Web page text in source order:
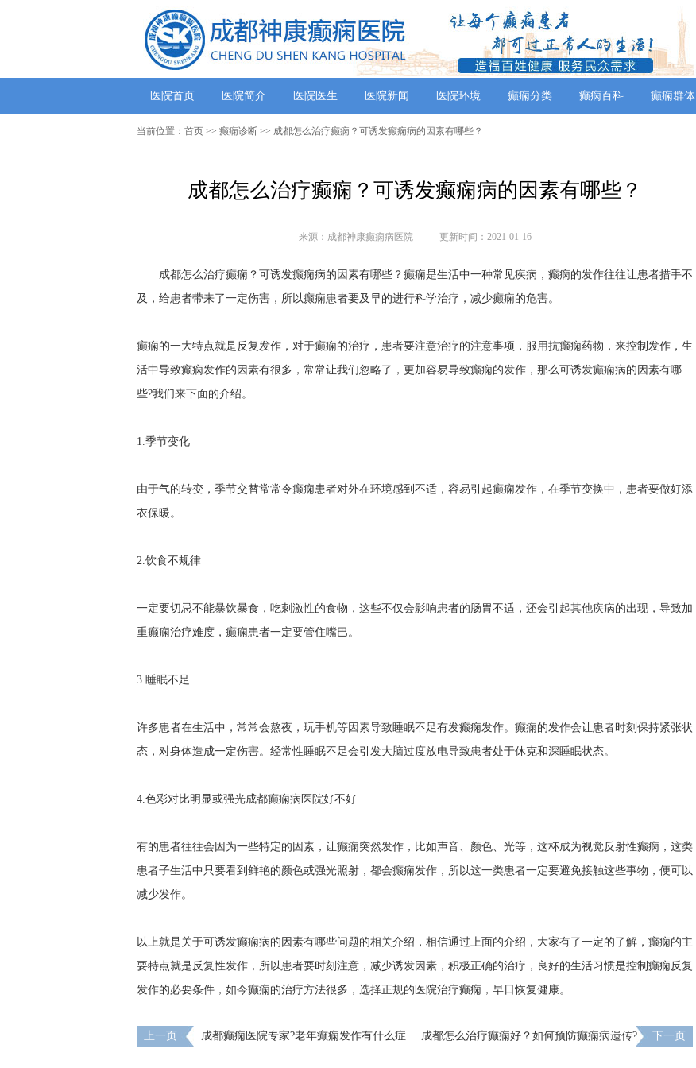
医院首页 医院简介 医院医生 医院新闻 医院环境 癫痫分类 癫痫百科 癫痫群体
当前位置： 首页 >> 癫痫诊断 >> 成都怎么治疗癫痫？可诱发癫痫病的因素有哪些？
成都怎么治疗癫痫？可诱发癫痫病的因素有哪些？
来源：成都神康癫痫病医院 更新时间：2021-01-16
成都怎么治疗癫痫？可诱发癫痫病的因素有哪些？癫痫是生活中一种常见疾病，癫痫的发作往往让患者措手不
及，给患者带来了一定伤害，所以癫痫患者要及早的进行科学治疗，减少癫痫的危害。
癫痫的一大特点就是反复发作，对于癫痫的治疗，患者要注意治疗的注意事项，服用抗癫痫药物，来控制发作，生
活中导致癫痫发作的因素有很多，常常让我们忽略了，更加容易导致癫痫的发作，那么可诱发癫痫病的因素有哪
些?我们来下面的介绍。
1.季节变化
由于气的转变，季节交替常常令癫痫患者对外在环境感到不适，容易引起癫痫发作，在季节变换中，患者要做好添
衣保暖。
2.饮食不规律
一定要切忌不能暴饮暴食，吃刺激性的食物，这些不仅会影响患者的肠胃不适，还会引起其他疾病的出现，导致加
重癫痫治疗难度，癫痫患者一定要管住嘴巴。
3.睡眠不足
许多患者在生活中，常常会熬夜，玩手机等因素导致睡眠不足有发癫痫发作。癫痫的发作会让患者时刻保持紧张状
态，对身体造成一定伤害。经常性睡眠不足会引发大脑过度放电导致患者处于休克和深睡眠状态。
4.色彩对比明显或强光成都癫痫病医院好不好
有的患者往往会因为一些特定的因素，让癫痫突然发作，比如声音、颜色、光等，这杯成为视觉反射性癫痫，这类
患者子生活中只要看到鲜艳的颜色或强光照射，都会癫痫发作，所以这一类患者一定要避免接触这些事物，便可以
减少发作。
以上就是关于可诱发癫痫病的因素有哪些问题的相关介绍，相信通过上面的介绍，大家有了一定的了解，癫痫的主
要特点就是反复性发作，所以患者要时刻注意，减少诱发因素，积极正确的治疗，良好的生活习惯是控制癫痫反复
发作的必要条件，如今癫痫的治疗方法很多，选择正规的医院治疗癫痫，早日恢复健康。
上一页
成都癫痫医院专家?老年癫痫发作有什么症
成都怎么治疗癫痫好？如何预防癫痫病遗传? 下一页